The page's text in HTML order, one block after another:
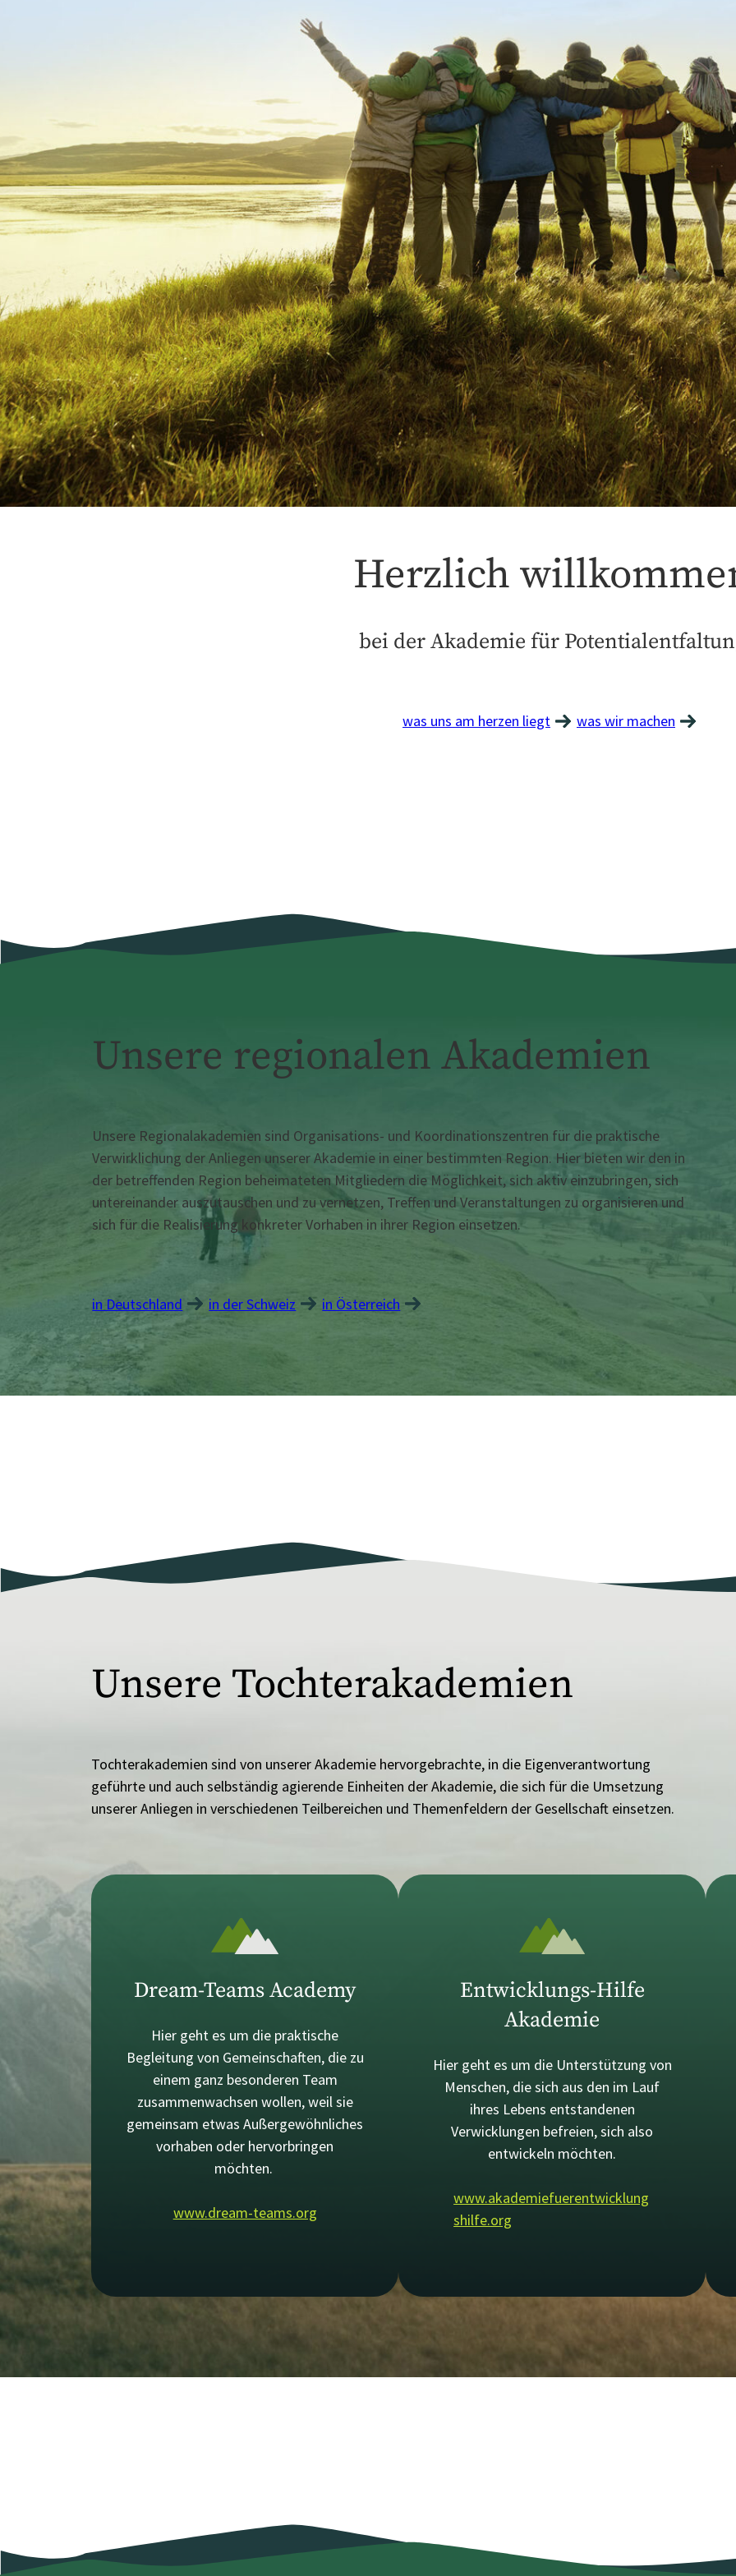
Herzlich
bei der Akademie für
was uns am herzen liegt was wir machen
Unsere regionalen Akademien
Unsere Regionalakademien sind Organisations- und Koordinationszentren für die praktische
Verwirklichung der Anliegen unserer Akademie in einer bestimmten Region. Hier bieten wir den in
der betreffenden Region beheimateten Mitgliedern die Möglichkeit, sich aktiv einzubringen, sich
untereinander auszutauschen und zu vernetzen, Treffen und Veranstaltungen zu organisieren und
sich für die Realisierung konkreter Vorhaben in ihrer Region einsetzen.
in Deutschland in der Schweiz in Österreich
Unsere Tochterakademien
Tochterakademien sind von unserer Akademie hervorgebrachte, in die Eigenverantwortung
geführte und auch selbständig agierende Einheiten der Akademie, die sich für die Umsetzung
unserer Anliegen in verschiedenen Teilbereichen und Themenfeldern der Gesellschaft einsetzen.
Dream-Teams Academy
Hier geht es um die praktische
Begleitung von Gemeinschaften, die zu
einem ganz besonderen Team
zusammenwachsen wollen, weil sie
gemeinsam etwas Außergewöhnliches
vorhaben oder hervorbringen
möchten.
www.dream-teams.org
Entwicklungs-Hilfe
Akademie
Hier geht es um die Unterstützung von
Menschen, die sich aus den im Lauf
ihres Lebens entstandenen
Verwicklungen befreien, sich also
entwickeln möchten.
www.akademiefuerentwicklung
shilfe.org